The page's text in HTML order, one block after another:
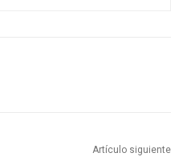
Artículo siguiente